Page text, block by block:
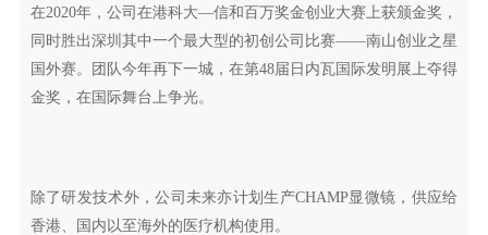
在2020年，公司在港科大—信和百万奖金创业大赛上获颁金奖，
同时胜出深圳其中一个最大型的初创公司比赛——南山创业之星
国外赛。团队今年再下一城，在第48届日内瓦国际发明展上夺得
金奖，在国际舞台上争光。
除了研发技术外，公司未来亦计划生产CHAMP显微镜，供应给
香港、国内以至海外的医疗机构使用。